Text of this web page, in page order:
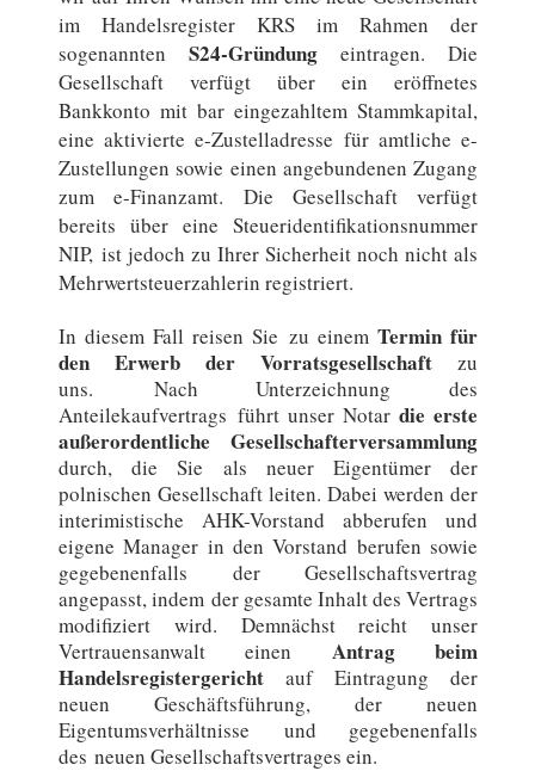
im Handelsregister KRS im Rahmen der
sogenannten S24-Gründung eintragen. Die
Gesellschaft verfügt über ein eröffnetes
Bankkonto mit bar eingezahltem Stammkapital,
eine aktivierte e-Zustelladresse für amtliche e-
Zustellungen sowie einen angebundenen Zugang
zum e-Finanzamt. Die Gesellschaft verfügt
bereits über eine Steueridentifikationsnummer
NIP, ist jedoch zu Ihrer Sicherheit noch nicht als
Mehrwertsteuerzahlerin registriert.
In diesem Fall reisen Sie zu einem Termin für
den Erwerb der Vorratsgesellschaft zu
uns. Nach Unterzeichnung des
Anteilekaufvertrags führt unser Notar die erste
außerordentliche Gesellschafterversammlung
durch, die Sie als neuer Eigentümer der
polnischen Gesellschaft leiten. Dabei werden der
interimistische AHK-Vorstand abberufen und
eigene Manager in den Vorstand berufen sowie
gegebenenfalls der Gesellschaftsvertrag
angepasst, indem der gesamte Inhalt des Vertrags
modifiziert wird. Demnächst reicht unser
Vertrauensanwalt einen Antrag beim
Handelsregistergericht auf Eintragung der
neuen Geschäftsführung, der neuen
Eigentumsverhältnisse und gegebenenfalls
des neuen Gesellschaftsvertrages ein.